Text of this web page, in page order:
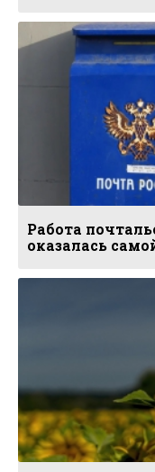
Работа
оказалась